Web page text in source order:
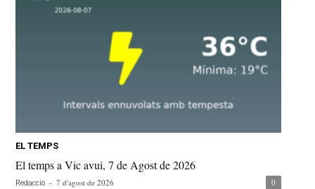
EL TEMPS
El temps a Vic avui, 7 de Agost de 2026
Redacció - 7 d'agost de 2026 0